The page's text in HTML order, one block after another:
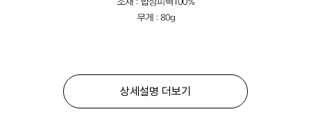
상세설명 더보기